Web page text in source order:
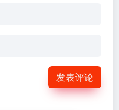
发表评论